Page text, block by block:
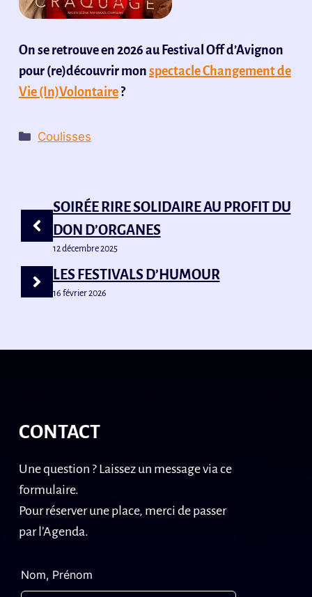
On se retrouve en 2026 au Festival Off d’Avignon
pour (re)découvrir mon spectacle Changement de
Vie (In)Volontaire?
Catégories
Coulisses
SOIRÉE RIRE SOLIDAIRE AU PROFIT DU
DON D’ORGANES
12 décembre 2025
LES FESTIVALS D’HUMOUR
16 février 2026
CONTACT
Une question ? Laissez un message via ce
formulaire.
Pour réserver une place, merci de passer
par l’Agenda.
Leave
this
Nom, Prénom